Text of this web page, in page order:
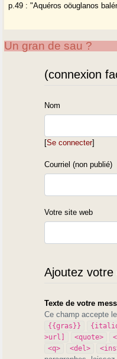
p.49 : "Aquéros oöuglanos
Un gran de sau ?
(connexion
Nom
[Se connecter]
Courriel (non publié)
Votre site web
Ajoutez
Texte de votre
Ce champ accepte
{{gras}}
>url]
<quote>
<q> <del>